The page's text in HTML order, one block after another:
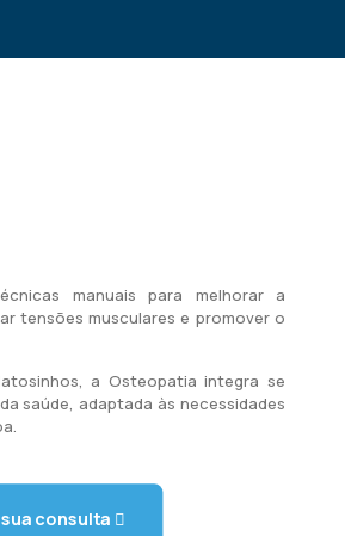
manuais para melhorar a
tensões musculares e promover o
a Osteopatia integra se
saúde, adaptada às necessidades
consulta